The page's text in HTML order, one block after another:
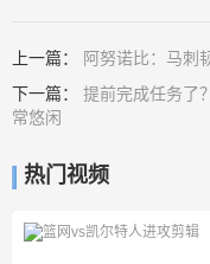
上一篇：
阿努诺比：马刺
下一篇： 提前完成任务了
常悠闲
热门视频